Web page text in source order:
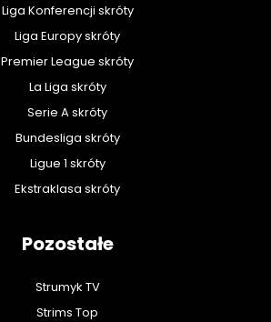
Liga Konferencji skróty
Liga Europy skróty
Premier League skróty
La Liga skróty
Serie A skróty
Bundesliga skróty
Ligue 1 skróty
Ekstraklasa skróty
Pozostałe
Strumyk TV
Strims Top